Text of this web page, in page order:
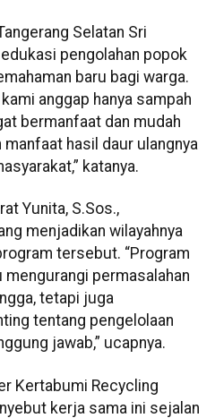
Selatan Sri
pengolahan popok
baru bagi warga.
anggap hanya sampah
bermanfaat dan mudah
hasil daur ulangnya
katanya.
Yunita, S.Sos.,
menjadikan wilayahnya
tersebut. “Program
mengurangi permasalahan
tetapi juga
tentang pengelolaan
jawab,” ucapnya.
Kertabumi Recycling
kerja sama ini sejalan